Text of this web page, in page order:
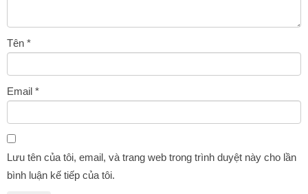
Tên *
Email *
Lưu tên của tôi, email, và trang web trong trình duyệt này cho lần
bình luận kế tiếp của tôi.